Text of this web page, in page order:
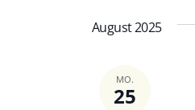
August 2025
MO.
25